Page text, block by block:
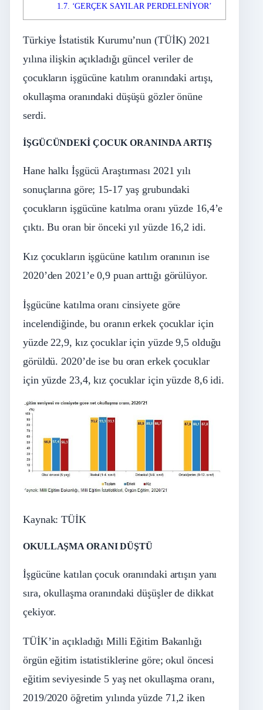
1.7. ‘GERÇEK SAYILAR PERDELENİYOR’
Türkiye İstatistik Kurumu’nun (TÜİK) 2021
yılına ilişkin açıkladığı güncel veriler de
çocukların işgücüne katılım oranındaki artışı,
okullaşma oranındaki düşüşü gözler önüne
serdi.
İŞGÜCÜNDEKİ ÇOCUK ORANINDA ARTIŞ
Hane halkı İşgücü Araştırması 2021 yılı
sonuçlarına göre; 15-17 yaş grubundaki
çocukların işgücüne katılma oranı yüzde 16,4’e
çıktı. Bu oran bir önceki yıl yüzde 16,2 idi.
Kız çocukların işgücüne katılım oranının ise
2020’den 2021’e 0,9 puan arttığı görülüyor.
İşgücüne katılma oranı cinsiyete göre
incelendiğinde, bu oranın erkek çocuklar için
yüzde 22,9, kız çocuklar için yüzde 9,5 olduğu
görüldü. 2020’de ise bu oran erkek çocuklar
için yüzde 23,4, kız çocuklar için yüzde 8,6 idi.
Kaynak: TÜİK
OKULLAŞMA ORANI DÜŞTÜ
İşgücüne katılan çocuk oranındaki artışın yanı
sıra, okullaşma oranındaki düşüşler de dikkat
çekiyor.
TÜİK’in açıkladığı Milli Eğitim Bakanlığı
örgün eğitim istatistiklerine göre; okul öncesi
eğitim seviyesinde 5 yaş net okullaşma oranı,
2019/2020 öğretim yılında yüzde 71,2 iken